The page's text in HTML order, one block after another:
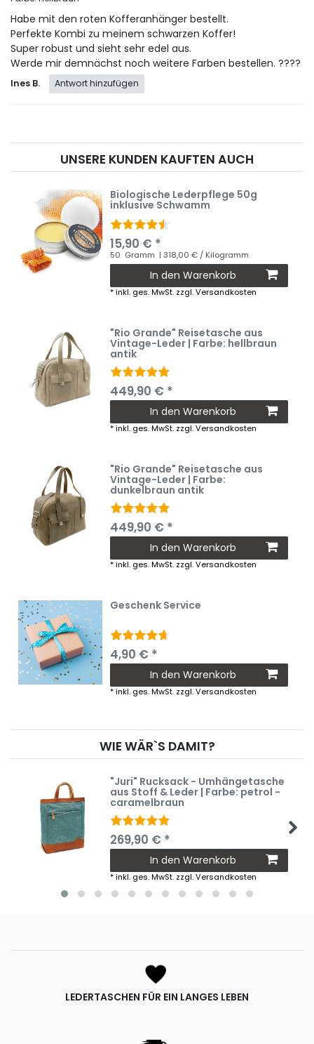
Habe mit den roten Kofferanhänger bestellt.
Perfekte Kombi zu meinem schwarzen Koffer!
Super robust und sieht sehr edel aus.
Werde mir demnächst noch weitere Farben bestellen. ????
Ines B. Antwort hinzufügen
UNSERE KUNDEN KAUFTEN AUCH
Biologische Lederpflege 50g
inklusive Schwamm
15,90 € *
50 Gramm | 318,00 € / Kilogramm
In den Warenkorb
*inkl. ges. MwSt. zzgl.Versandkosten
"Rio Grande" Reisetasche aus
Vintage-Leder | Farbe: hellbraun
antik
449,90 € *
In den Warenkorb
*inkl. ges. MwSt. zzgl.Versandkosten
"Rio Grande" Reisetasche aus
Vintage-Leder | Farbe:
dunkelbraun antik
449,90 € *
In den Warenkorb
*inkl. ges. MwSt. zzgl.Versandkosten
Geschenk Service
4,90 € *
In den Warenkorb
*inkl. ges. MwSt. zzgl.Versandkosten
WIE WÄR`S DAMIT?
"Juri" Rucksack - Umhängetasche
aus Stoff & Leder | Farbe: petrol -
caramelbraun
269,90 € *
In den Warenkorb
*inkl. ges. MwSt. zzgl.Versandkosten
LEDERTASCHEN FÜR EIN LANGES LEBEN